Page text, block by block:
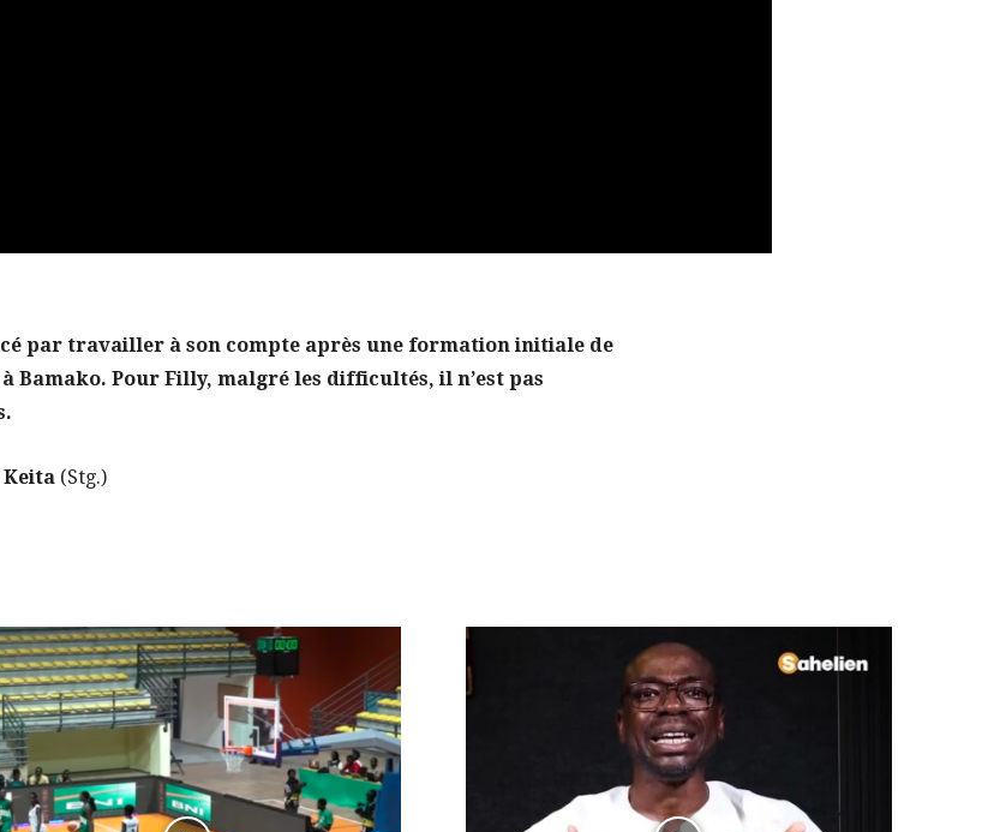
par travailler à son compte après une formation initiale de
Bamako. Pour Filly, malgré les difficultés, il n’est pas
Keita (Stg.)